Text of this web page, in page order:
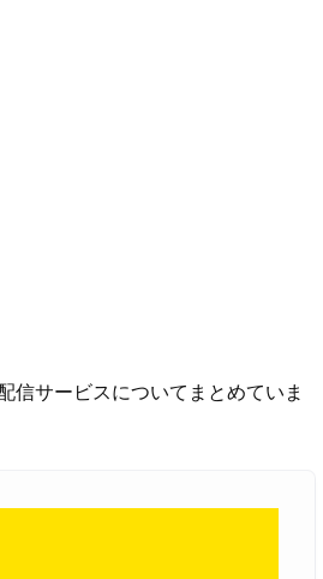
信サービスについてまとめていま